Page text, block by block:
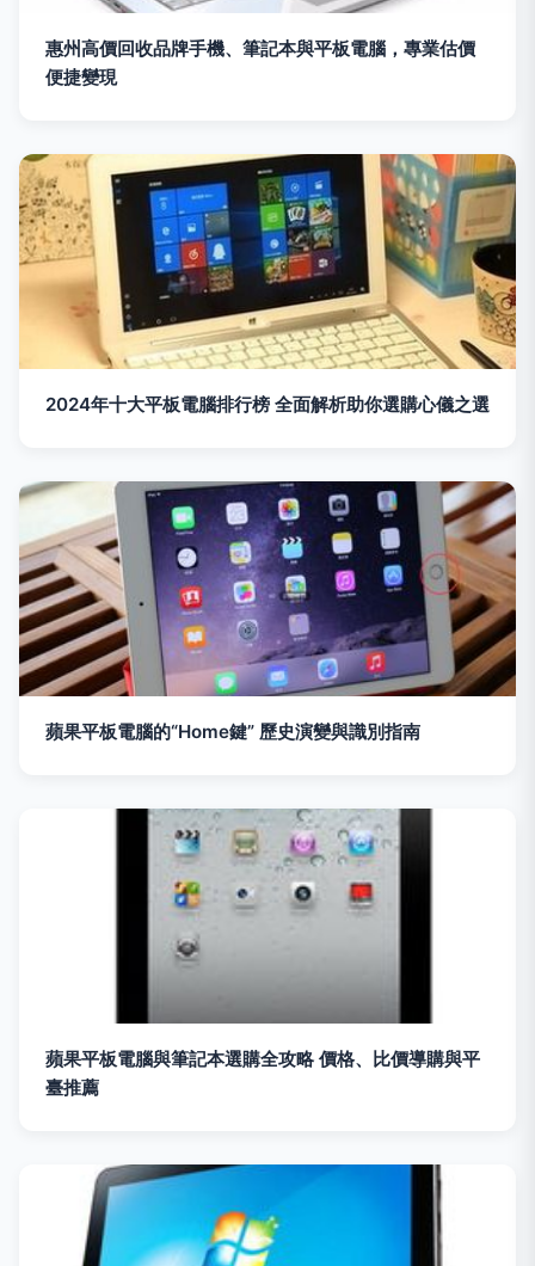
惠州高價回收品牌手機、筆記本與平板電腦，專業估價
便捷變現
2024年十大平板電腦排行榜 全面解析助你選購心儀之選
蘋果平板電腦的“Home鍵” 歷史演變與識別指南
蘋果平板電腦與筆記本選購全攻略 價格、比價導購與平
臺推薦